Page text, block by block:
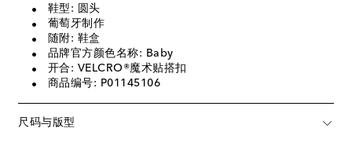
鞋型: 圆头
葡萄牙制作
随附: 鞋盒
品牌官方颜色名称: Baby
开合: VELCRO®魔术贴搭扣
商品编号: P01145106
尺码与版型